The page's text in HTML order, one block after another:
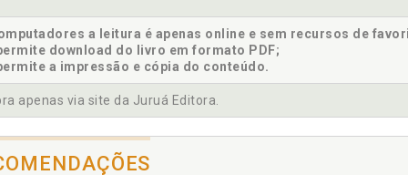
potestativo. Institutos e instrumentos semelhantes ao
Fragmentos históricos do divórcio, p. 79
Privatização das relações interpessoais para um
a leitura é apenas online e sem recursos de
download do livro em formato PDF;
a impressão e cópia do conteúdo.
apenas via site da Juruá Editora.